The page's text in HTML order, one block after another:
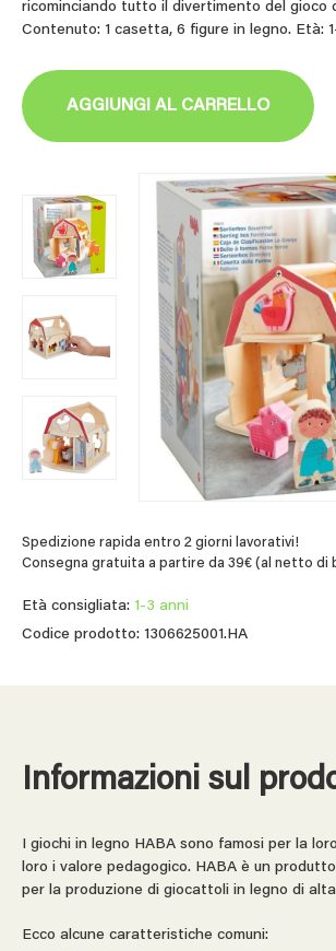
ricominciando tutto il divertimento del gioco
Contenuto: 1 casetta, 6 figure in legno. Età:
AGGIUNGI AL CARRELLO
Spedizione rapida entro 2 giorni lavorativi!
Consegna gratuita a partire da 39€ (al netto di
Età consigliata: 1-3 anni
Codice prodotto: 1306625001.HA
Informazioni sul
I giochi in legno HABA sono famosi per la
loro i valore pedagogico. HABA è un
per la produzione di giocattoli in legno di
Ecco alcune caratteristiche comuni: